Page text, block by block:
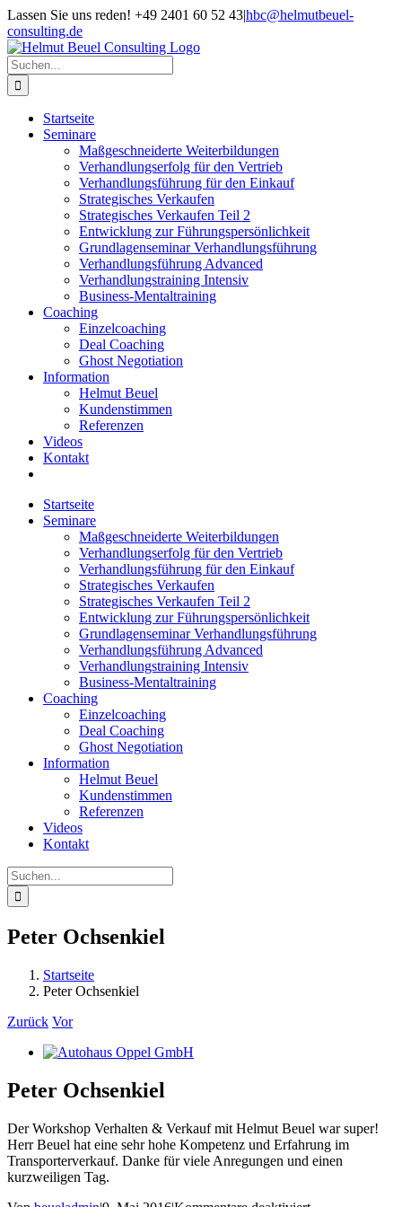
Zum
Inhalt
springen
Lassen Sie uns reden! +49 2401 60 52 43|hbc@helmutbeuel-
consulting.de
Suche
nach:
Startseite
Seminare
Maßgeschneiderte Weiterbildungen
Verhandlungserfolg für den Vertrieb
Verhandlungsführung für den Einkauf
Strategisches Verkaufen
Strategisches Verkaufen Teil 2
Entwicklung zur Führungspersönlichkeit
Grundlagenseminar Verhandlungsführung
Verhandlungsführung Advanced
Verhandlungstraining Intensiv
Business-Mentaltraining
Coaching
Einzelcoaching
Deal Coaching
Ghost Negotiation
Information
Helmut Beuel
Kundenstimmen
Referenzen
Videos
Kontakt
Startseite
Seminare
Maßgeschneiderte Weiterbildungen
Verhandlungserfolg für den Vertrieb
Verhandlungsführung für den Einkauf
Strategisches Verkaufen
Strategisches Verkaufen Teil 2
Entwicklung zur Führungspersönlichkeit
Grundlagenseminar Verhandlungsführung
Verhandlungsführung Advanced
Verhandlungstraining Intensiv
Business-Mentaltraining
Coaching
Einzelcoaching
Deal Coaching
Ghost Negotiation
Information
Helmut Beuel
Kundenstimmen
Referenzen
Videos
Kontakt
Suche
nach:
Peter Ochsenkiel
Startseite
Peter Ochsenkiel
Zurück Vor
Zeige
Bild
Peter Ochsenkiel
Der Workshop Verhalten & Verkauf mit Helmut Beuel war super!
Herr Beuel hat eine sehr hohe Kompetenz und Erfahrung im
Transporterverkauf. Danke für viele Anregungen und einen
kurzweiligen Tag.